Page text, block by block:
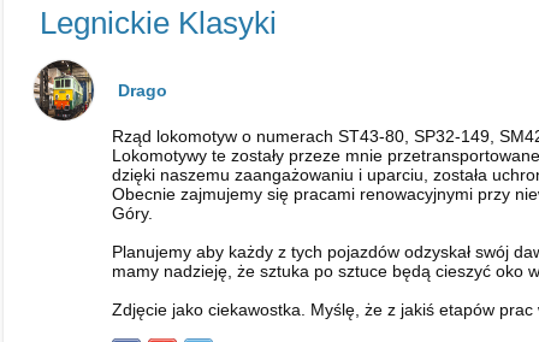
Legnickie Klasyki
Drago
Rząd lokomotyw o numerach ST43-80, SP32-149,
Lokomotywy te zostały przeze mnie
dzięki naszemu zaangażowaniu i uparciu, została
Obecnie zajmujemy się pracami renowacyjnymi przy
Góry.
Planujemy aby każdy z tych pojazdów odzyskał swój
mamy nadzieję, że sztuka po sztuce będą cieszyć oko
Zdjęcie jako ciekawostka. Myślę, że z jakiś etapów